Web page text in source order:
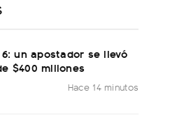
un apostador se llevó
$400 millones
Hace 14 minutos